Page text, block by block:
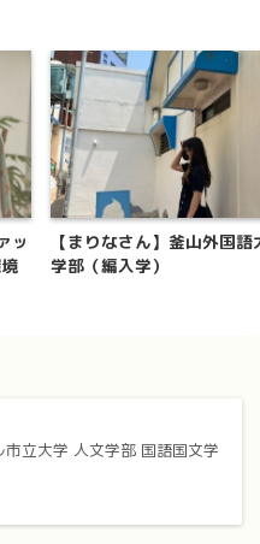
ッ
【まりなさん】釜山外国
学部（編入学）
市立大学 人文学部 国語国文学